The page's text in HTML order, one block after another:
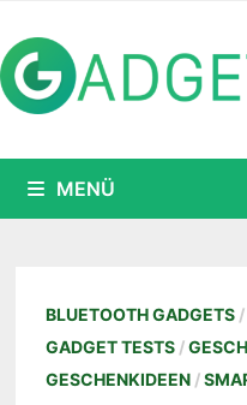
Inhalt
springen
MENÜ
BLUETOOTH GADGETS/
GADGET TESTS/
GESCHENKIDEEN/